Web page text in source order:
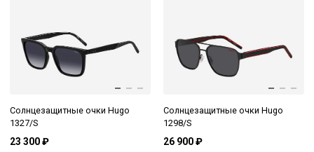
Солнцезащитные очки Hugo
1327/S
23 300 ₽
Солнцезащитные очки Hugo
1298/S
26 900 ₽